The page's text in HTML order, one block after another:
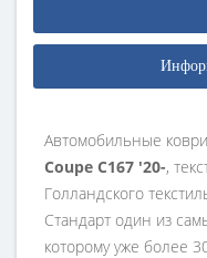
Автомобильные
Coupe C167 '20-,
Голландского
Стандарт один из
которому уже более